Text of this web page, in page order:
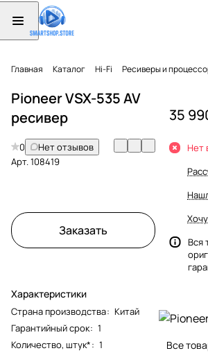
Главная Каталог Hi-Fi Ресиверы и
Pioneer VSX-535 AV
ресивер
0
Нет отзывов
Арт.108419
Заказать
Характеристики
Страна производства: Китай
Гарантийный срок: 1
Количество, штук*: 1
35
Нет
Вся
Все